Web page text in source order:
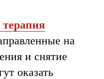
на
и снятие
оказать